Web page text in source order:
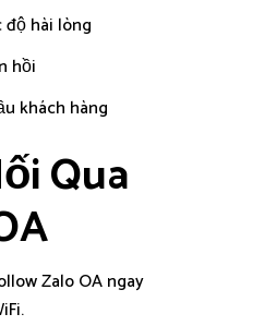
hài lòng
hồi
khách hàng
Qua
Zalo OA ngay